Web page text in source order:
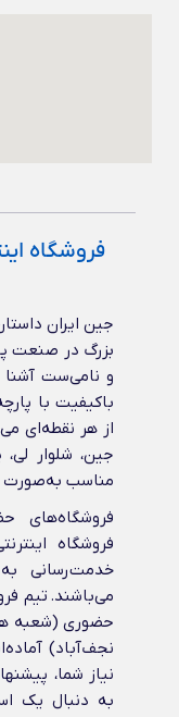
فروشگاه
جین ایران
بزرگ در صنعت
و نامی‌ست آشنا
باکیفیت با
از هر نقطه‌ای
جین، شلوار
مناسب به‌صورت
فروشگاه‌های
فروشگاه
خدمت‌رسانی
می‌باشند. تیم
حضوری (شعبه
نجف‌آباد)
نیاز شما،
به دنبال یک